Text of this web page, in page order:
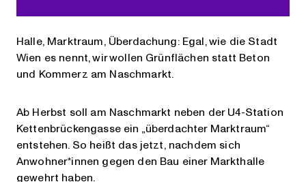
Halle, Marktraum, Überdachung: Egal, wie die Stadt
Wien es nennt, wir wollen Grünflächen statt Beton
und Kommerz am Naschmarkt.
Ab Herbst soll am Naschmarkt neben der U4-Station
Kettenbrückengasse ein „überdachter Marktraum“
entstehen. So heißt das jetzt, nachdem sich
Anwohner*innen gegen den Bau einer Markthalle
gewehrt haben.